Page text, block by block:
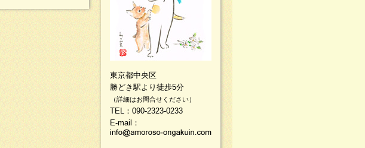
東京都中央区
勝どき駅より徒歩5分
（詳細はお問合せください）
TEL：090-2323-0233
E-mail：